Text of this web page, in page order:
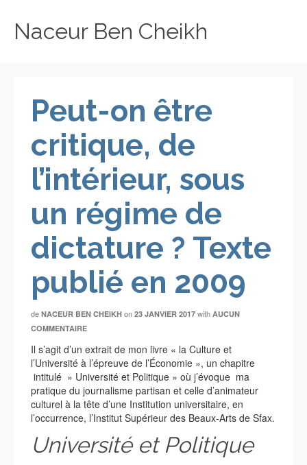
Naceur Ben Cheikh
Peut-on être
critique, de
l’intérieur, sous
un régime de
dictature ? Texte
publié en 2009
de NACEUR BEN CHEIKH on 23 JANVIER 2017 with AUCUN
COMMENTAIRE
Il s’agit d’un extrait de mon livre « la Culture et
l’Université à l’épreuve de l’Économie », un chapitre
intitulé » Université et Politique » où j’évoque ma
pratique du journalisme partisan et celle d’animateur
culturel à la tête d’une Institution universitaire, en
l’occurrence, l’Institut Supérieur des Beaux-Arts de Sfax.
Université et Politique